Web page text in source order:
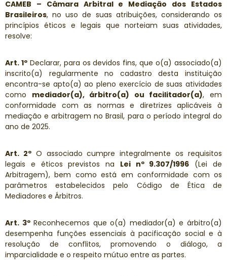
CAMEB – Câmara Arbitral e Mediação dos Estados
Brasileiros, no uso de suas atribuições, considerando os
princípios éticos e legais que norteiam suas atividades,
resolve:
Art. 1ºDeclarar, para os devidos fins, que o(a) associado(a)
inscrito(a) regularmente no cadastro desta instituição
encontra-se apto(a) ao pleno exercício de suas atividades
como mediador(a), árbitro(a) ou facilitador(a), em
conformidade com as normas e diretrizes aplicáveis à
mediação e arbitragem no Brasil, para o período integral do
ano de 2025.
Art. 2ºO associado cumpre integralmente os requisitos
legais e éticos previstos na Lei nº 9.307/1996 (Lei de
Arbitragem), bem como está em conformidade com os
parâmetros estabelecidos pelo Código de Ética de
Mediadores e Árbitros.
Art. 3ºReconhecemos que o(a) mediador(a) e árbitro(a)
desempenha funções essenciais à pacificação social e à
resolução de conflitos, promovendo o diálogo, a
imparcialidade e o respeito mútuo entre as partes.